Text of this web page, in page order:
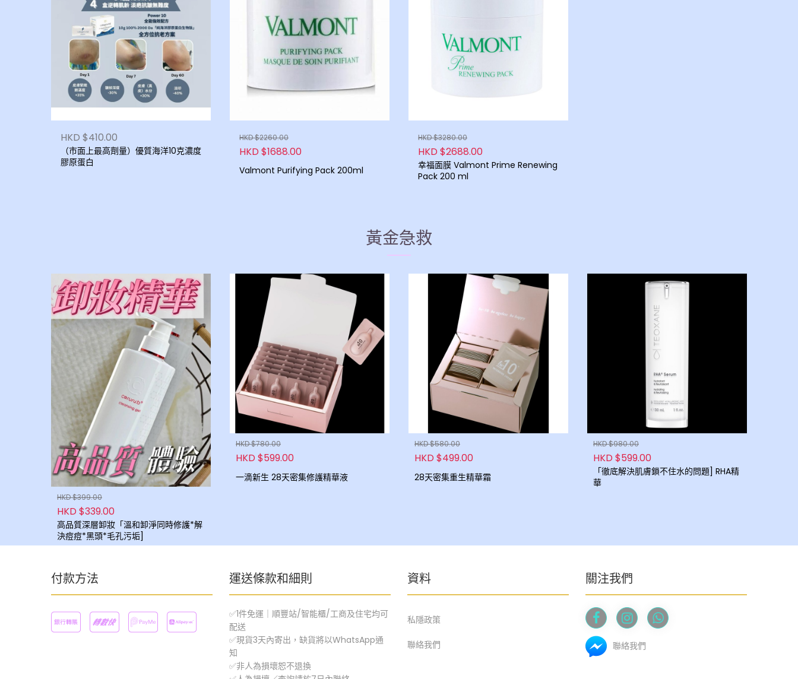
HKD $410.00
（市面上最高劑量）優質海洋10克濃度
膠原蛋白
HKD $2260.00
HKD $1688.00
Valmont Purifying Pack 200ml
HKD $3280.00
HKD $2688.00
幸福面膜 Valmont Prime Renewing
Pack 200 ml
黃金急救
HKD $399.00
HKD $339.00
高品質深層卸妝「溫和卸淨同時修護*解
決痘痘*黑頭*毛孔污垢]
HKD $780.00
HKD $599.00
一滴新生 28天密集修護精華液
HKD $580.00
HKD $499.00
28天密集重生精華霜
HKD $980.00
HKD $599.00
「徹底解決肌膚鎖不住水的問題] RHA精
華
付款方法 運送條款和細則
✅1件免運｜順豐站/智能櫃/工商及住宅均可
配送
✅現貨3天內寄出，缺貨將以WhatsApp通
知
✅非人為損壞恕不退換
資料
私隱政策
聯絡我們
關注我們
聯絡我們